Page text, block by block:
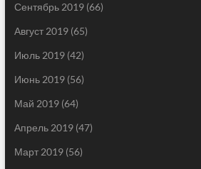
Сентябрь 2019(66)
Август 2019(65)
Июль 2019(42)
Июнь 2019(56)
Май 2019(64)
Апрель 2019(47)
Март 2019(56)